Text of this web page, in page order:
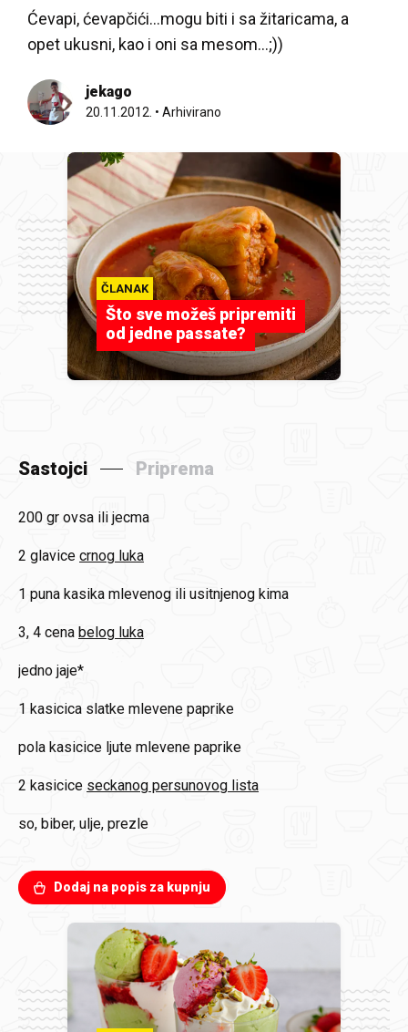
Ćevapi, ćevapčići...mogu biti i sa žitaricama, a
opet ukusni, kao i oni sa mesom...;))
jekago
20.11.2012. • Arhivirano
ČLANAK
Što sve možeš pripremiti
od jedne passate?
Sastojci Priprema
200 gr ovsa ili jecma
2 glavice crnog luka
1 puna kasika mlevenog ili usitnjenog kima
3, 4 cena belog luka
jedno jaje*
1 kasicica slatke mlevene paprike
pola kasicice ljute mlevene paprike
2 kasicice seckanog persunovog lista
so, biber, ulje, prezle
Dodaj na popis za kupnju